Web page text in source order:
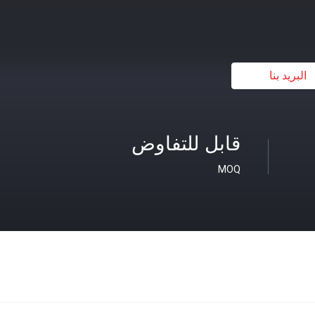
البريد بنا
قابل للتفاوض
MOQ